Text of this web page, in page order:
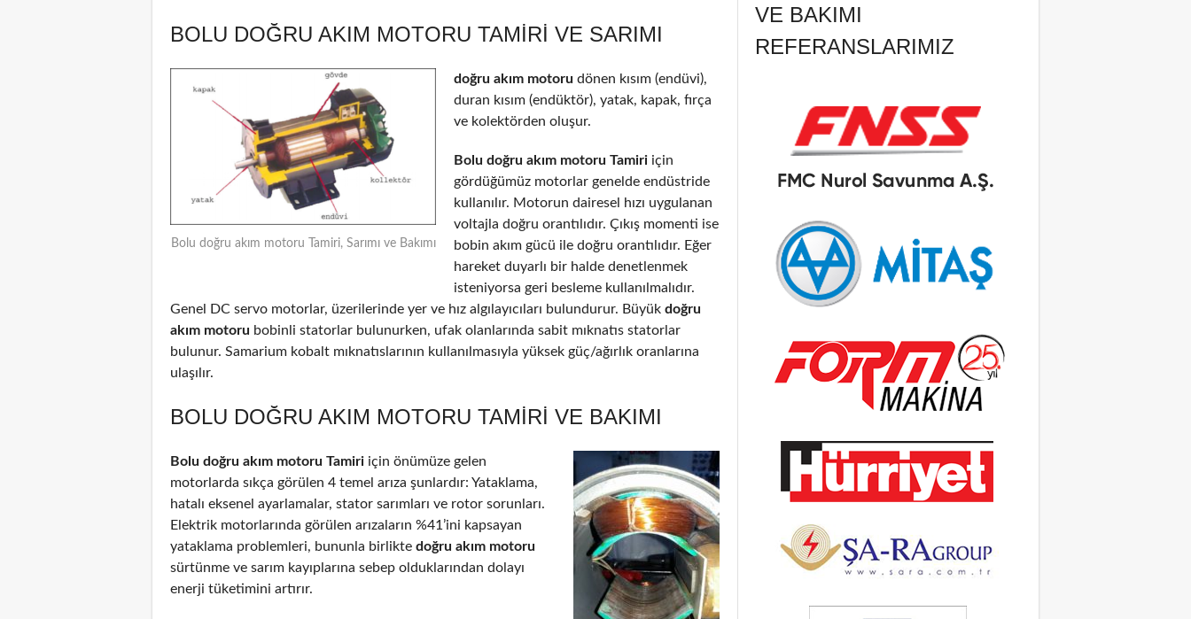
BOLU DOĞRU AKIM MOTORU TAMIRI VE SARIMI
Bolu doğru akım motoru Tamiri, Sarımı ve Bakımı
doğru akım motoru dönen kısım (endüvi),
duran kısım (endüktör), yatak, kapak, fırça
ve kolektörden oluşur.
Bolu doğru akım motoru Tamiri için
gördüğümüz motorlar genelde endüstride
kullanılır. Motorun dairesel hızı uygulanan
voltajla doğru orantılıdır. Çıkış momenti ise
bobin akım gücü ile doğru orantılıdır. Eğer
hareket duyarlı bir halde denetlenmek
isteniyorsa geri besleme kullanılmalıdır.
Genel DC servo motorlar, üzerilerinde yer ve hız algılayıcıları bulundurur. Büyük doğru
akım motoru bobinli statorlar bulunurken, ufak olanlarında sabit mıknatıs statorlar
bulunur. Samarium kobalt mıknatıslarının kullanılmasıyla yüksek güç/ağırlık oranlarına
ulaşılır.
BOLU DOĞRU AKIM MOTORU TAMIRI VE BAKIMI
Bolu doğru akım motoru Tamiri için önümüze gelen
motorlarda sıkça görülen 4 temel arıza şunlardır: Yataklama,
hatalı eksenel ayarlamalar, stator sarımları ve rotor sorunları.
Elektrik motorlarında görülen arızaların %41’ini kapsayan
yataklama problemleri, bununla birlikte doğru akım motoru
sürtünme ve sarım kayıplarına sebep olduklarından dolayı
enerji tüketimini artırır.
VE BAKIMI
REFERANSLARIMIZ